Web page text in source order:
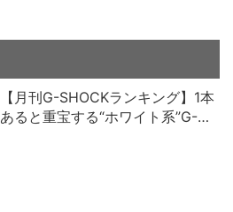
【月刊G-SHOCKランキング】1本
あると重宝する“ホワイト系”G-